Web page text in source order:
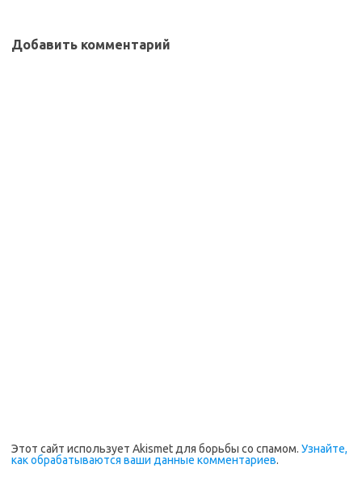
Добавить комментарий
Этот сайт использует Akismet для борьбы со спамом. Узнайте,
как обрабатываются ваши данные комментариев.